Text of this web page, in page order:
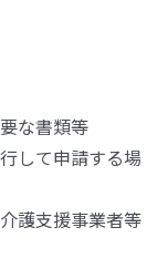
な書類等
して申請する場
護支援事業者等